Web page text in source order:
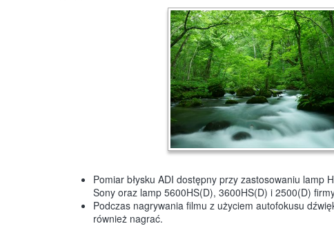
Pomiar błysku ADI dostępny przy zastosowaniu lamp
Sony oraz lamp 5600HS(D), 3600HS(D) i 2500(D)
Podczas nagrywania filmu z użyciem autofokusu
również nagrać.